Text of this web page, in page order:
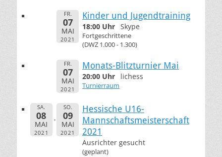
FR.
07
MAI
2021
Kinder und Jugendtraining
18:00 Uhr Skype
Fortgeschrittene
(DWZ 1.000 - 1.300)
FR.
07
MAI
2021
Monats-Blitzturnier Mai
20:00 Uhr lichess
Turnierraum
SA.
08
MAI
2021
SO.
09
MAI
2021
Hessische U16-
Mannschaftsmeisterschaft
2021
Ausrichter gesucht
(geplant)